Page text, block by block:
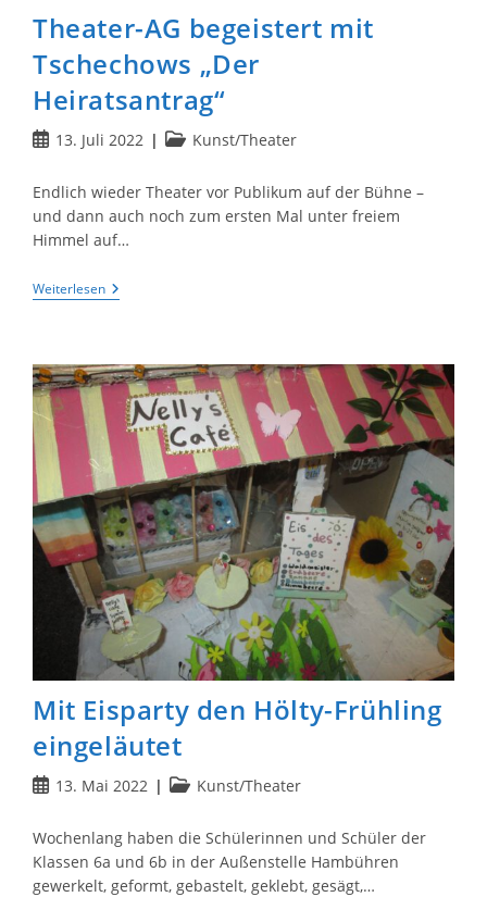
Theater-AG begeistert mit
Tschechows „Der
Heiratsantrag“
Beitrag13. Juli 2022
Beitrags-
Kunst/Theater
Endlich wieder Theater vor Publikum auf der Bühne –
und dann auch noch zum ersten Mal unter freiem
Himmel auf…
WeiterlesenTheater-
AG
„Der
Heiratsantrag“
Mit Eisparty den Hölty-Frühling
eingeläutet
Beitrag13. Mai 2022
Beitrags-
Kunst/Theater
Wochenlang haben die Schülerinnen und Schüler der
Klassen 6a und 6b in der Außenstelle Hambühren
gewerkelt, geformt, gebastelt, geklebt, gesägt,…